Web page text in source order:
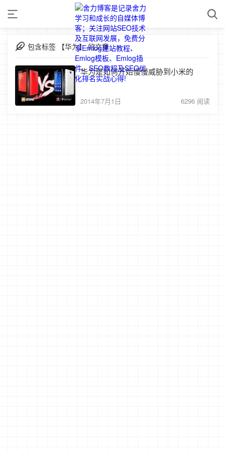
包含标签 【华为】 的文章
华为是如何开始慢慢威胁到小米的
2014年7月1日 6296 阅读